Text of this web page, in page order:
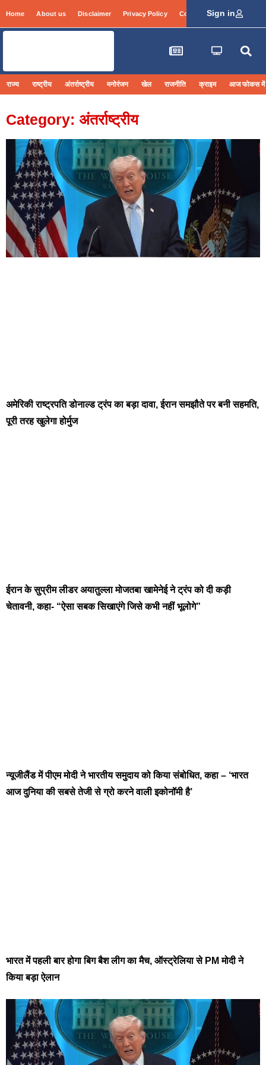
Home About us Disclaimer Privacy Policy Contact Info Login
Sign in
राज्य राष्ट्रीय अंतर्राष्ट्रीय मनोरंजन खेल राजनीति क्राइम आज फोकस में
Category: अंतर्राष्ट्रीय
अमेरिकी राष्ट्रपति डोनाल्ड ट्रंप का बड़ा दावा, ईरान समझौते पर बनी सहमति,
पूरी तरह खुलेगा होर्मुज
ईरान के सुप्रीम लीडर अयातुल्ला मोजतबा खामेनेई ने ट्रंप को दी कड़ी
चेतावनी, कहा- “ऐसा सबक सिखाएंगे जिसे कभी नहीं भूलोगे”
न्यूजीलैंड में पीएम मोदी ने भारतीय समुदाय को किया संबोधित, कहा – ‘भारत
आज दुनिया की सबसे तेजी से ग्रो करने वाली इकोनॉमी है’
भारत में पहली बार होगा बिग बैश लीग का मैच, ऑस्ट्रेलिया से PM मोदी ने
किया बड़ा ऐलान